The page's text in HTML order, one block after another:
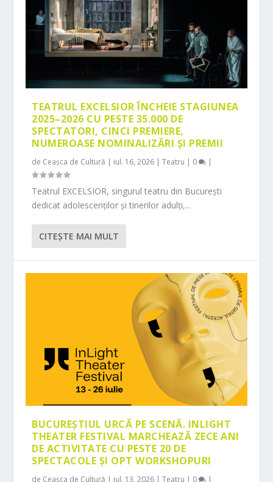
TEATRUL EXCELSIOR ÎNCHEIE STAGIUNEA
2025–2026 CU PESTE 35.000 DE
SPECTATORI, CINCI PREMIERE,
NUMEROASE NOMINALIZĂRI ȘI PREMII
de Ceașca de Cultură | iul. 16, 2026 |Teatru | 0 |
Teatrul EXCELSIOR, singurul teatru din București
dedicat adolescenților și tinerilor adulți,...
CITEŞTE MAI MULT
BUCUREȘTIUL URCĂ PE SCENĂ. INLIGHT
THEATER FESTIVAL MARCHEAZĂ ZECE ANI
DE ACTIVITATE CU PESTE 20 DE
SPECTACOLE ȘI OPT WORKSHOPURI
de Ceașca de Cultură | iul. 13, 2026 |Teatru | 0 |